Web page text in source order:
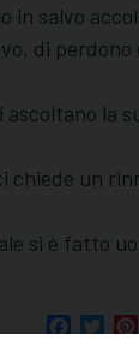
in salvo
di perdono
la
chiede un
si è fatto
Facebook